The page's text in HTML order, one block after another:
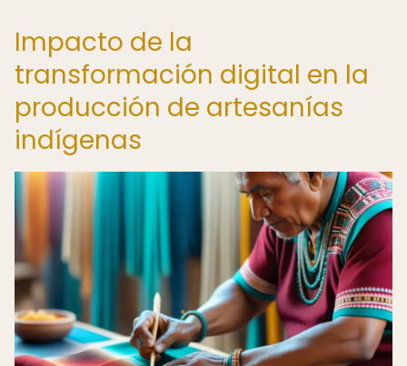
Impacto de la
transformación digital en la
producción de artesanías
indígenas